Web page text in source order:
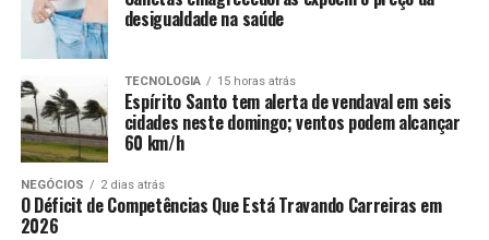
desigualdade na saúde
TECNOLOGIA 15 horas atrás
Espírito Santo tem alerta de vendaval em seis
cidades neste domingo; ventos podem alcançar
60 km/h
NEGÓCIOS 2 dias atrás
O Déficit de Competências Que Está Travando Carreiras em
2026